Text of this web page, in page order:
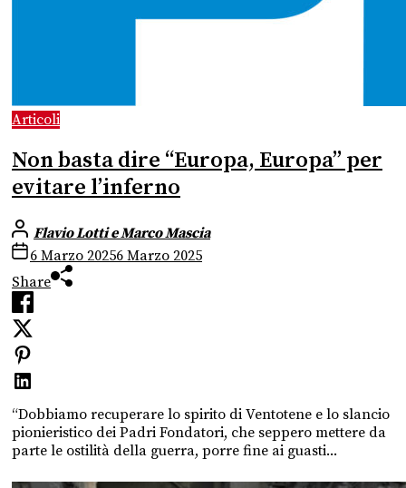
Articoli
Non basta dire “Europa, Europa” per
evitare l’inferno
Flavio Lotti e Marco Mascia
6 Marzo 20256 Marzo 2025
Share
“Dobbiamo recuperare lo spirito di Ventotene e lo slancio
pionieristico dei Padri Fondatori, che seppero mettere da
parte le ostilità della guerra, porre fine ai guasti...